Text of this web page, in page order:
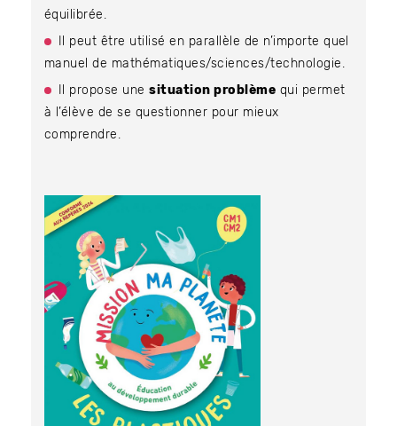
équilibrée.
Il peut être utilisé en parallèle de n’importe quel
manuel de mathématiques/sciences/technologie.
Il propose unesituation problème qui permet
à l’élève de se questionner pour mieux
comprendre.